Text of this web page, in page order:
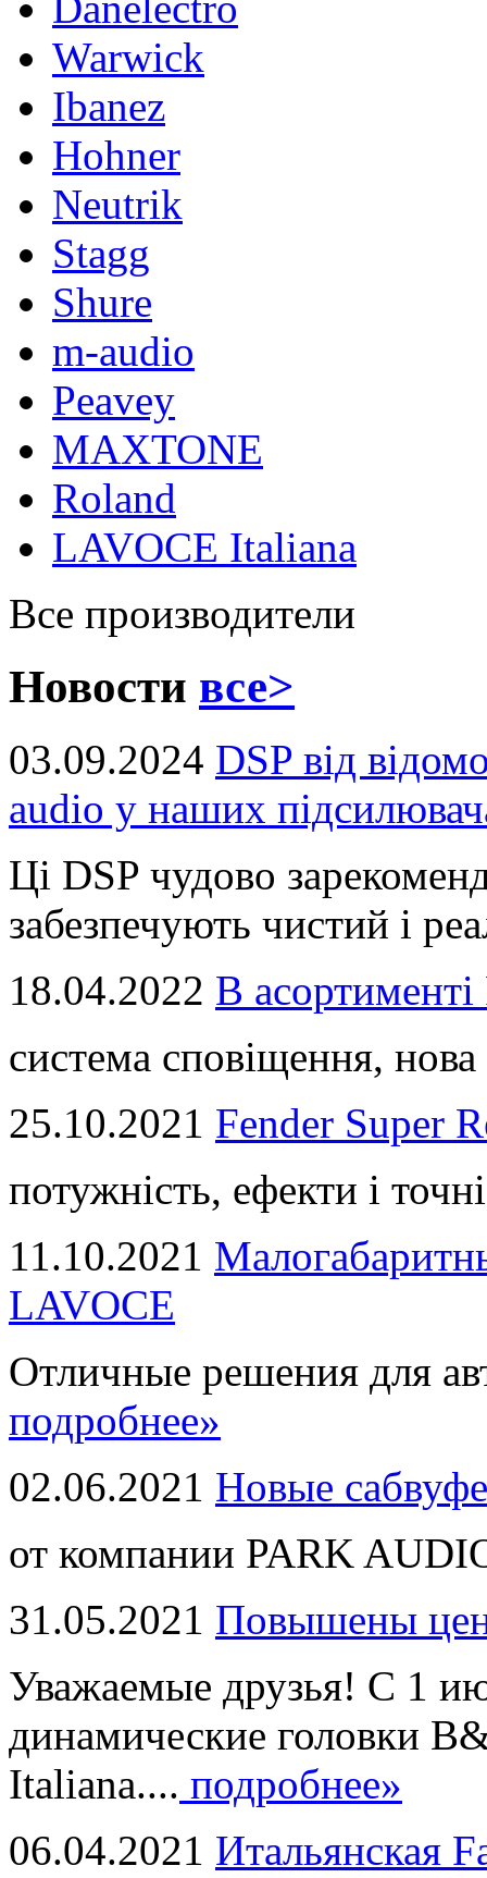
Warwick
Ibanez
Hohner
Neutrik
Stagg
Shure
m-audio
Peavey
MAXTONE
Roland
LAVOCE Italiana
Все производители
Новости все>
03.09.2024 DSP від
audio у наших
Ці DSP чудово
забезпечують чистий і
18.04.2022 В
система сповіщення,
25.10.2021 Fender Super
потужність, ефекти і
11.10.2021
LAVOCE
Отличные решения для
подробнее»
02.06.2021 Новые
от компании PARK
31.05.2021 Повышены
Уважаемые друзья! С 1
динамические головки
Italiana.... подробнее»
06.04.2021 Итальянская